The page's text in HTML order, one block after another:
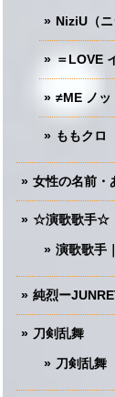
NiziU（ニ
＝LOVE
≠ME ノッ
ももクロ
女性の名前・
☆演歌歌手☆
演歌歌手
純烈ー
刀剣乱舞
刀剣乱舞